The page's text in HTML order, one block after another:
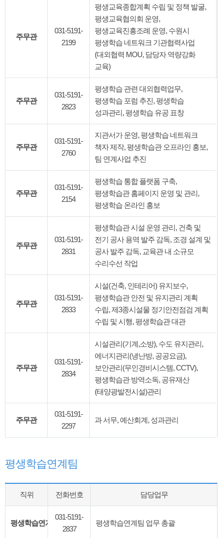
주무관
031-5191-
2199
평생교육종합계획 수립 및 정책 발굴,
평생교육협의회 운영,
평생교육진흥조례 운영, 수원시
평생학습 네트워크 기관협력사업
(대외협력 MOU, 담당자 역량강화
교육)
주무관
031-5191-
2823
평생학습 관련 대외협력업무,
평생학습 포럼 추진, 평생학습
성과관리, 평생학습 유공 표창
주무관
031-5191-
2760
지관서가 운영, 평생학습 네트워크
책자 제작, 평생학습관 오프라인 홍보,
팀 연계사업 추진
주무관
031-5191-
2154
평생학습 통합 플랫폼 구축,
평생학습관 홈페이지 운영 및 관리,
평생학습 온라인 홍보
주무관
031-5191-
2831
평생학습관 시설 운영 관리, 건축 및
전기 공사 용역 발주 감독, 조경 설계 및
공사 발주 감독, 교육관 내 소규모
수리수선 작업
주무관
031-5191-
2833
시설(건축, 인테리어) 유지보수,
평생학습관 안전 및 유지관리 계획
수립, 제3종시설물 정기안전점검 계획
수립 및 시행, 평생학습관 대관
주무관
031-5191-
2834
시설관리(기계,소방), 수도 유지관리,
에너지관리(냉난방, 공공요금),
보안관리(무인경비시스템, CCTV),
평생학습관 방역소독, 공유재산
(태양광발전시설)관리
주무관
031-5191-
2297
과 서무, 예산회계, 성과관리
평생학습연계팀
직위 전화번호 담당업무
평생학습연계팀장
031-5191-
2837
평생학습연계팀 업무 총괄